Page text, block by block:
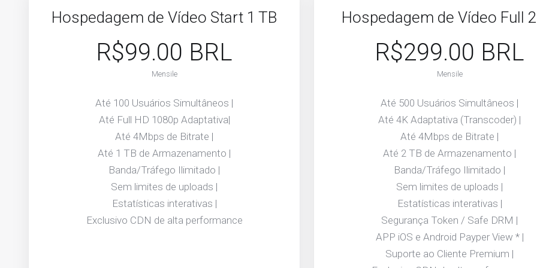
Hospedagem de Vídeo Start 1 TB
R$99.00 BRL
Mensile
Até 100 Usuários Simultâneos |
Até Full HD 1080p Adaptativa|
Até 4Mbps de Bitrate |
Até 1 TB de Armazenamento |
Banda/Tráfego Ilimitado |
Sem limites de uploads |
Estatísticas interativas |
Exclusivo CDN de alta performance
Hospedagem de Vídeo Full
R$299.00 BRL
Mensile
Até 500 Usuários Simultâneos |
Até 4K Adaptativa (Transcoder) |
Até 4Mbps de Bitrate |
Até 2 TB de Armazenamento |
Banda/Tráfego Ilimitado |
Sem limites de uploads |
Estatísticas interativas |
Segurança Token / Safe DRM |
APP iOS e Android Payper View * |
Suporte ao Cliente Premium |